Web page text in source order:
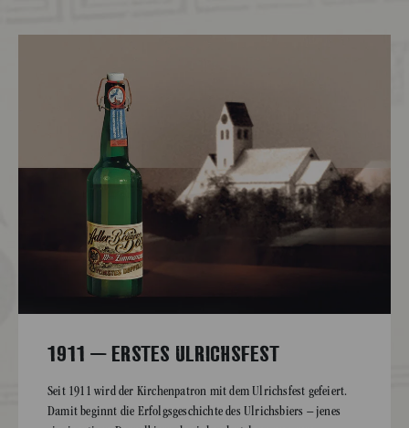
1911 – ERSTES ULRICHSFEST
Seit 1911 wird der Kirchenpatron mit dem Ulrichsfest gefeiert.
Damit beginnt die Erfolgsgeschichte des Ulrichsbiers – jenes